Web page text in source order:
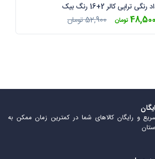
تراپی کالر 2+16 رنگ بیک
تومان 52,900تومان
و رایگان کالاهای شما در کمترین زمان ممکن به